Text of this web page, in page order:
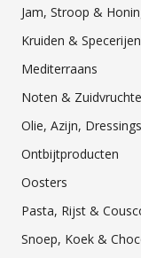
Jam, Stroop &
Kruiden & Specerijen
Mediterraans
Noten &
Olie, Azijn,
Ontbijtproducten
Oosters
Pasta, Rijst &
Snoep, Koek &